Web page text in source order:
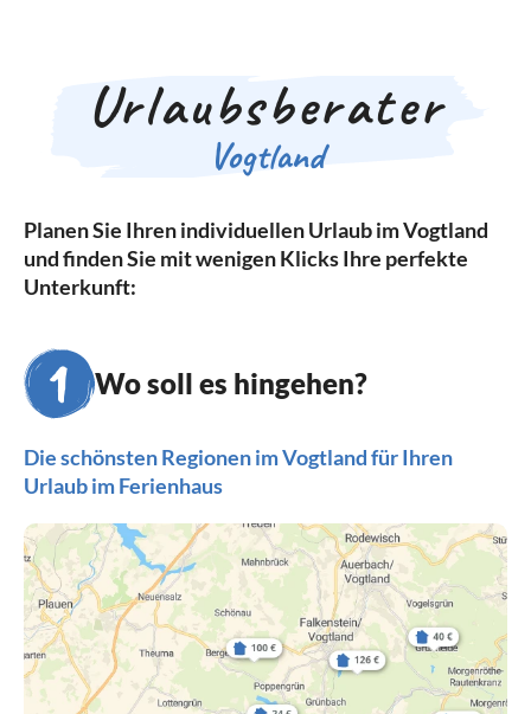
Urlaubsberater
Vogtland
Planen Sie Ihren individuellen Urlaub im Vogtland
und finden Sie mit wenigen Klicks Ihre perfekte
Unterkunft:
Wo soll es hingehen?
Die schönsten Regionen im Vogtland für Ihren
Urlaub im Ferienhaus